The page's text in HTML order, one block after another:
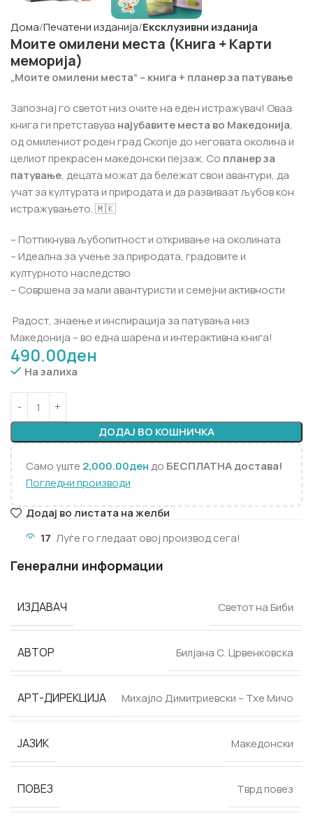
Дома Печатени изданија Ексклузивни изданија
Моите омилени места (Книга + Карти
меморија)
„Моите омилени места“ – книга + планер за патување
Запознај го светот низ очите на еден истражувач! Оваа
книга ги претставува најубавите места во Македонија,
од омилениот роден град Скопје до неговата околина и
целиот прекрасен македонски пејзаж. Со планер за
патување, децата можат да бележат свои авантури, да
учат за културата и природата и да развиваат љубов кон
истражувањето. 🇲🇰
– Поттикнува љубопитност и откривање на околината
– Идеална за учење за природата, градовите и
културното наследство
– Совршена за мали авантуристи и семејни активности
Радост, знаење и инспирација за патувања низ
Македонија – во една шарена и интерактивна книга!
490.00ден
На залиха
ДОДАЈ ВО КОШНИЧКА
Само уште 2,000.00дендо БЕСПЛАТНА достава!
Погледни производи
Додај во листата на желби
17 Луѓе го гледаат овој производ сега!
Генерални информации
ИЗДАВАЧ Светот на Биби
АВТОР Билјана С. Црвенковска
АРТ-ДИРЕКЦИЈА Михајло Димитриевски – Тхе Мичо
ЈАЗИК Македонски
ПОВЕЗ Тврд повез